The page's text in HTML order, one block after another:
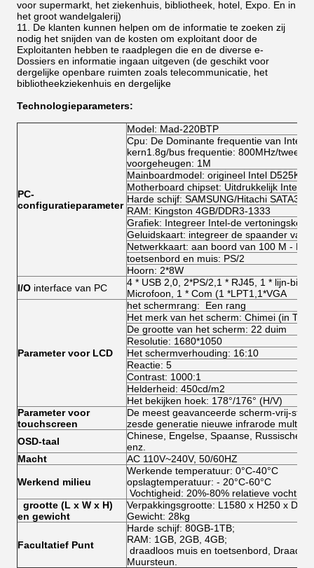
voor supermarkt, het ziekenhuis, bibliotheek, hotel, Expo. En in
het groot wandelgalerij)
De klanten kunnen helpen om de informatie te zoeken zij
nodig het snijden van de kosten om exploitant door de
Exploitanten hebben te raadplegen die en de diverse e-
Dossiers en informatie ingaan uitgeven (de geschikt voor
dergelijke openbare ruimten zoals telecommunicatie, het
bibliotheekziekenhuis en dergelijke
Technologieparameters:
PC-
configuratieparameter
Model: Mad-220BTP
Cpu: De Dominante frequentie van Intel
kern1.8g/bus frequentie: 800MHz/tweede
voorgeheugen: 1M
Mainboardmodel: origineel Intel D525KT
Motherboard chipset: Uitdrukkelijk Intel
Harde schijf: SAMSUNG/Hitachi
RAM: Kingston 4GB/DDR3-1333
Grafiek: Integreer Intel-de vertoningskern
Geluidskaart: integreer de spaander van
Netwerkkaart: aan boord van 100 M -
toetsenbord en muis: PS/2
Hoorn: 2*8W
I/O interface van PC
4 * USB 2,0, 2*PS/2,1 * RJ45, 1 * lijn-
Microfoon, 1 * Com (1 *LPT1,1*VGA
Parameter voor LCD
het schermrang: Een rang
Het merk van het scherm: Chimei (in
De grootte van het scherm: 22 duim
Resolutie: 1680*1050
Het schermverhouding: 16:10
Reactie: 5
Contrast: 1000:1
Helderheid: 450cd/m2
Het bekijken hoek: 178°/176° (H/V)
Parameter voor
touchscreen
De meest geavanceerde scherm-vrij-
zesde generatie nieuwe infrarode multi-
OSD-taal
Chinese, Engelse, Spaanse, Russische,
enz.
Macht
AC 110V~240V, 50/60HZ
Werkend milieu
Werkende temperatuur: 0°C-40°C
opslagtemperatuur: - 20°C-60°C
Vochtigheid: 20%-80% relatieve
grootte (L x W x H)
en gewicht
Verpakkingsgrootte: L1580 x H250 x
Gewicht: 28kg
Facultatief Punt
Harde schijf: 80GB-1TB;
RAM: 1GB, 2GB, 4GB;
draadloos muis en toetsenbord,
Muursteun.